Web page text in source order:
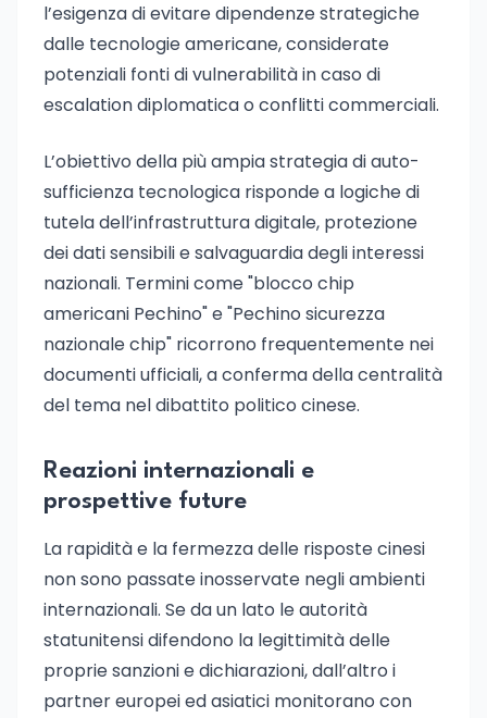
l’esigenza di evitare dipendenze strategiche
dalle tecnologie americane, considerate
potenziali fonti di vulnerabilità in caso di
escalation diplomatica o conflitti commerciali.
L’obiettivo della più ampia strategia di auto-
sufficienza tecnologica risponde a logiche di
tutela dell’infrastruttura digitale, protezione
dei dati sensibili e salvaguardia degli interessi
nazionali. Termini come "blocco chip
americani Pechino" e "Pechino sicurezza
nazionale chip" ricorrono frequentemente nei
documenti ufficiali, a conferma della centralità
del tema nel dibattito politico cinese.
Reazioni internazionali e
prospettive future
La rapidità e la fermezza delle risposte cinesi
non sono passate inosservate negli ambienti
internazionali. Se da un lato le autorità
statunitensi difendono la legittimità delle
proprie sanzioni e dichiarazioni, dall’altro i
partner europei ed asiatici monitorano con